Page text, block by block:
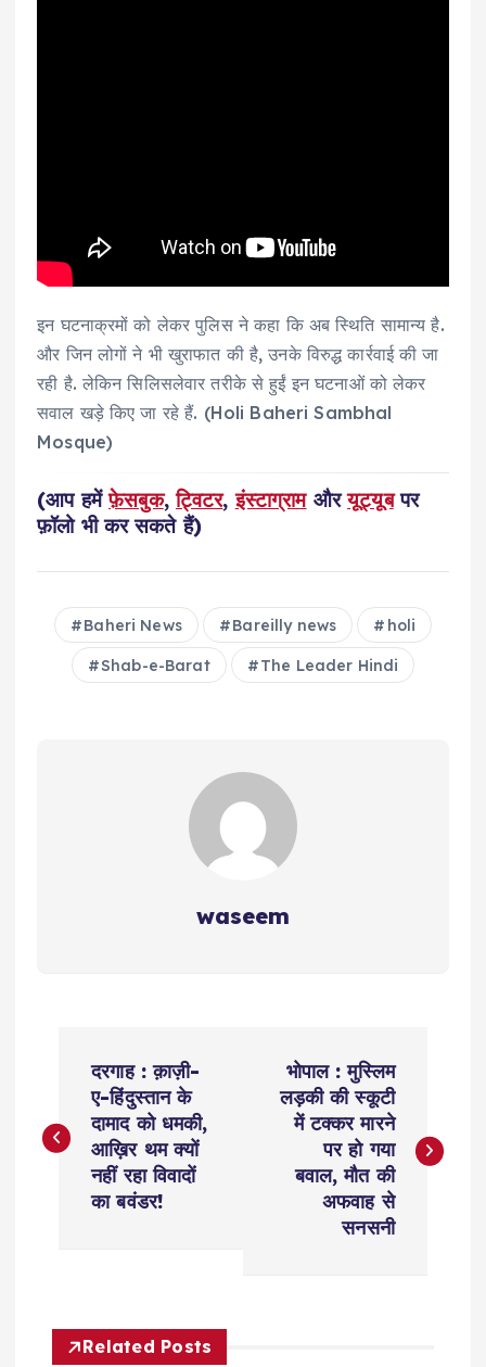
इन घटनाक्रमों को लेकर पुलिस ने कहा कि अब स्थिति सामान्य है.
और जिन लोगों ने भी खुराफात की है, उनके विरुद्ध कार्रवाई की जा
रही है. लेकिन सिलिसलेवार तरीके से हुईं इन घटनाओं को लेकर
सवाल खड़े किए जा रहे हैं. (Holi Baheri Sambhal
Mosque)
(आप हमेंफ़ेसबुक,ट्विटर,इंस्टाग्रामऔरयूट्यूबपर
फ़ॉलो भी कर सकते हैं)
Baheri News Bareilly news holi
Shab-e-Barat The Leader Hindi
waseem
s
a
दरगाह : क़ाज़ी-
ए-हिंदुस्तान के
दामाद को धमकी,
आख़िर थम क्यों
नहीं रहा विवादों
का बवंडर!
भोपाल : मुस्लिम
लड़की की स्कूटी
में टक्कर मारने
पर हो गया
बवाल, मौत की
अफवाह से
सनसनी
Related Posts